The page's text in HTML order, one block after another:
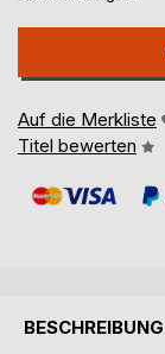
Auf die Merkliste
Titel bewerten
BESCHREIBUNG